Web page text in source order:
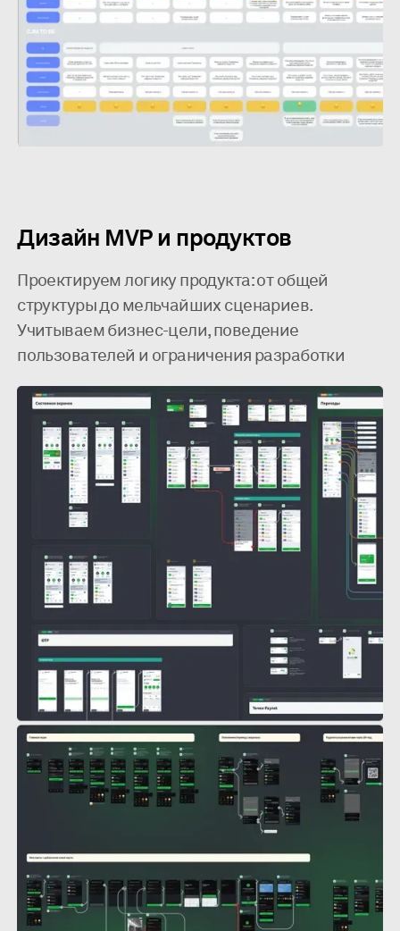
Дизайн MVP и продуктов
Проектируем логику продукта: от общей
структуры до мельчайших сценариев.
Учитываем бизнес-цели, поведение
пользователей и ограничения разработки